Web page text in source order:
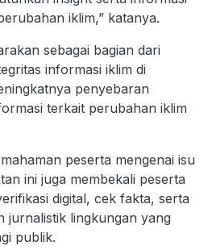
iklim,” katanya.
sebagai bagian dari
informasi iklim di
penyebaran
terkait perubahan iklim
peserta mengenai isu
ini juga membekali peserta
digital, cek fakta, serta
jurnalistik lingkungan yang
publik.